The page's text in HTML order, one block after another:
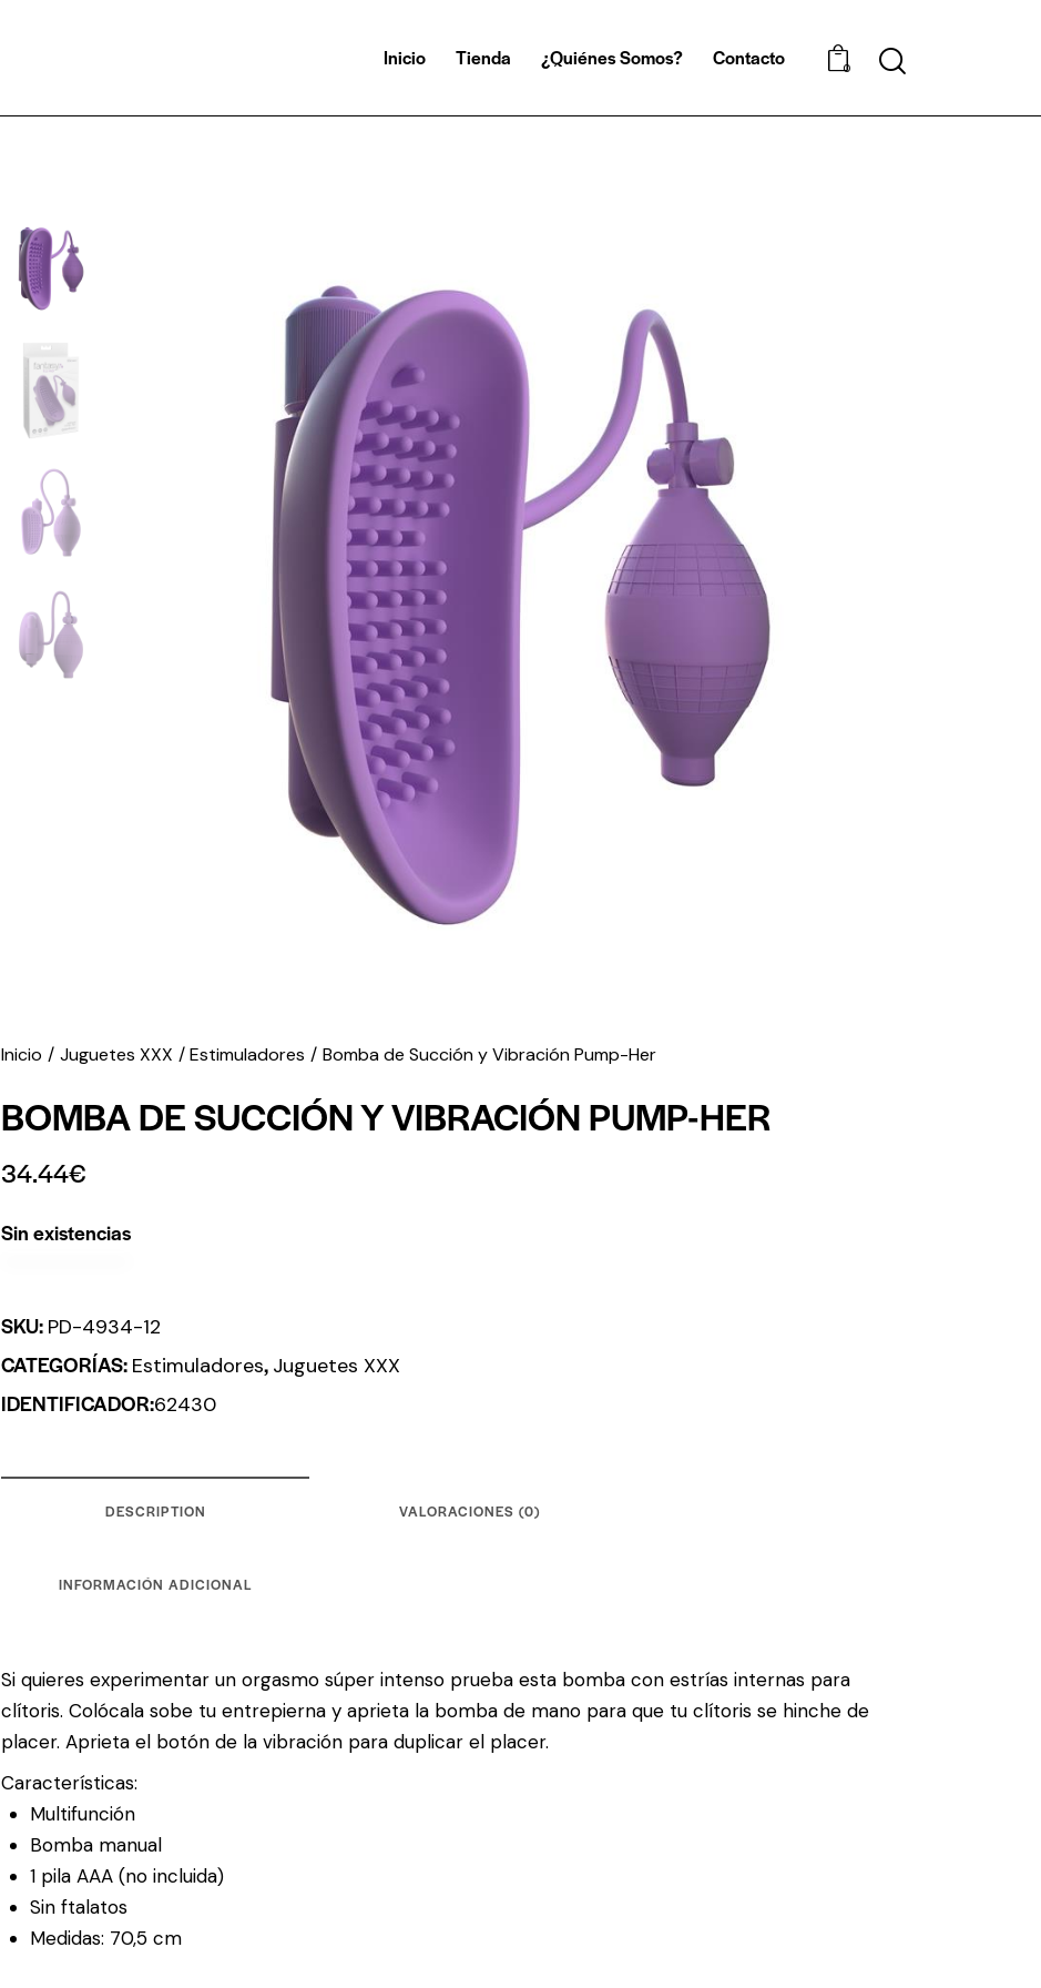
Inicio Tienda ¿Quiénes Somos? Contacto 0
Inicio Juguetes XXX Estimuladores Bomba de Succión y Vibración Pump-Her
BOMBA DE SUCCIÓN Y VIBRACIÓN PUMP-HER
34.44€
Sin existencias
SKU: PD-4934-12
CATEGORÍAS: Estimuladores, Juguetes XXX
IDENTIFICADOR:62430
DESCRIPTION VALORACIONES (0)
INFORMACIÓN ADICIONAL
Si quieres experimentar un orgasmo súper intenso prueba esta bomba con estrías internas para
clítoris. Colócala sobe tu entrepierna y aprieta la bomba de mano para que tu clítoris se hinche de
placer. Aprieta el botón de la vibración para duplicar el placer.
Características:
Multifunción
Bomba manual
1 pila AAA (no incluida)
Sin ftalatos
Medidas: 70,5 cm